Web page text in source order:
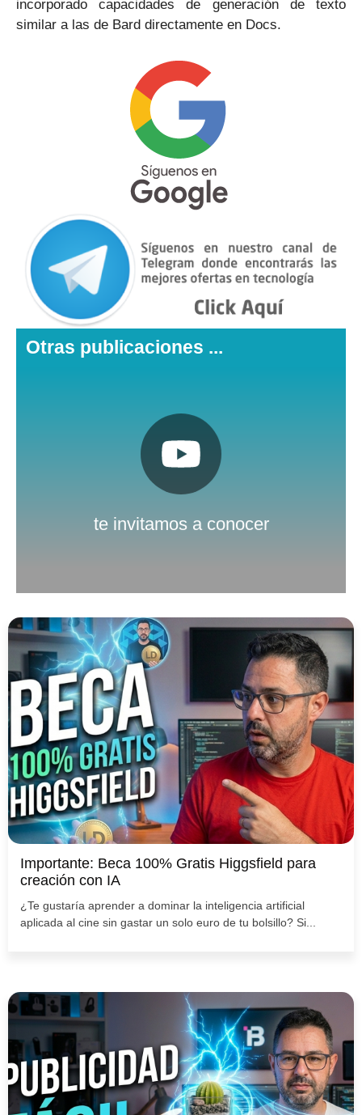
incorporado capacidades de generación de texto
similar a las de Bard directamente en Docs.
Otras publicaciones ...
te invitamos a conocer
Pulsa aquí
Importante: Beca 100% Gratis Higgsfield para
creación con IA
¿Te gustaría aprender a dominar la inteligencia artificial
aplicada al cine sin gastar un solo euro de tu bolsillo? Si...